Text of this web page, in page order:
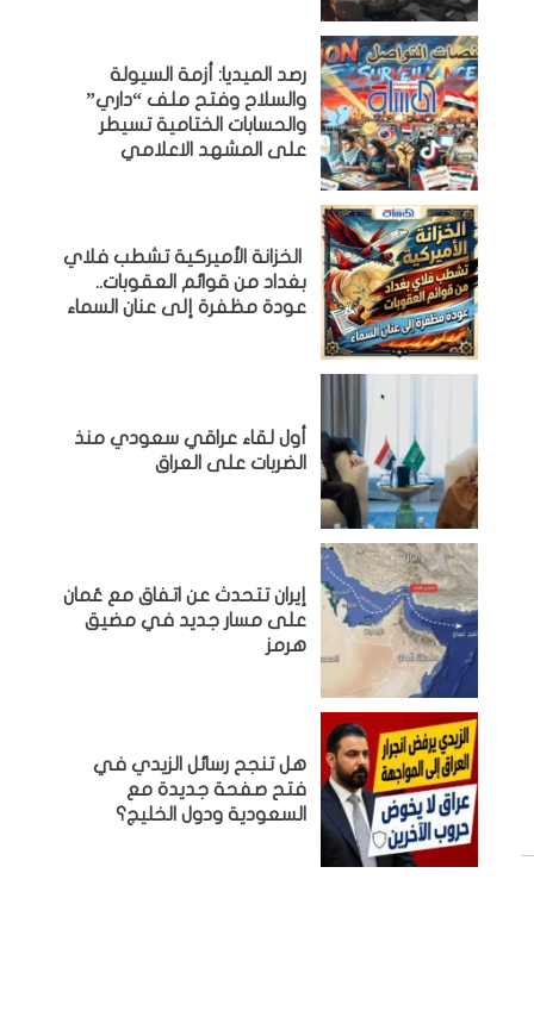
رصد الميديا: أزمة السيولة
والسلاح وفتح ملف “داري”
والحسابات الختامية تسيطر
على المشهد الاعلامي
الخزانة الأميركية تشطب فلاي
بغداد من قوائم العقوبات..
عودة مظفرة إلى عنان السماء
أول لقاء عراقي سعودي منذ
الضربات على العراق
إيران تتحدث عن اتفاق مع عُمان
على مسار جديد في مضيق
هرمز
هل تنجح رسائل الزيدي في
فتح صفحة جديدة مع
السعودية ودول الخليج؟